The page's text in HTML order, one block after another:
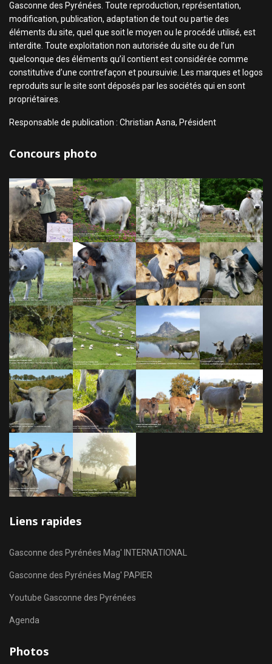
Gasconne des Pyrénées. Toute reproduction, représentation,
modification, publication, adaptation de tout ou partie des
éléments du site, quel que soit le moyen ou le procédé utilisé, est
interdite. Toute exploitation non autorisée du site ou de l’un
quelconque des éléments qu’il contient est considérée comme
constitutive d’une contrefaçon et poursuivie. Les marques et logos
reproduits sur le site sont déposés par les sociétés qui en sont
propriétaires.
Responsable de publication : Christian Asna, Président
Concours photo
Liens rapides
Gasconne des Pyrénées Mag' INTERNATIONAL
Gasconne des Pyrénées Mag' PAPIER
Youtube Gasconne des Pyrénées
Agenda
Photos